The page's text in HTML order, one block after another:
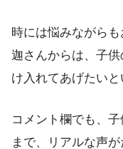
時には悩みながら
迦さんからは、子
け入れてあげたいと
コメント欄でも、
まで、リアルな声